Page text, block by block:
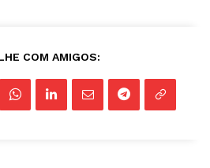
COM AMIGOS: